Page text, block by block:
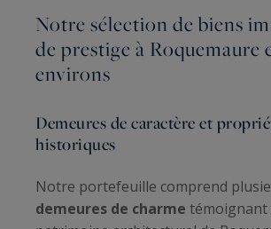
Notre sélection de biens
de prestige à Roquemaure
environs
Demeures de caractère et
historiques
Notre portefeuille comprend
demeures de charme témoignant